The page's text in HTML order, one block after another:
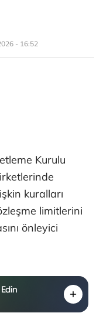
- 16:52
Kurulu
kuralları
limitlerini
önleyici